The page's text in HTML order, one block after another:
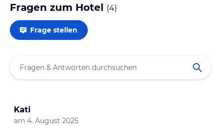
Fragen zum Hotel (4)
Frage stellen
Kati
am 4. August 2025